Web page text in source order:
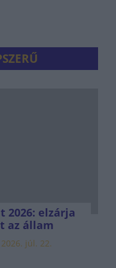
2026: elzárja
az állam
2026. júl. 22.